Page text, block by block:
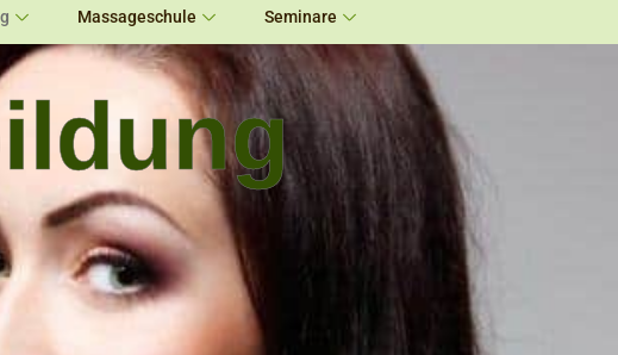
Massageschule Seminare